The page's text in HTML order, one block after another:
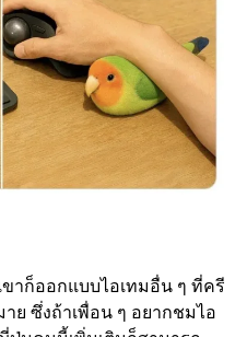
าก็ออกแบบไอเทมอื่น ๆ ที่ครี
ย ซึ่งถ้าเพื่อน ๆ อยากชมไอ